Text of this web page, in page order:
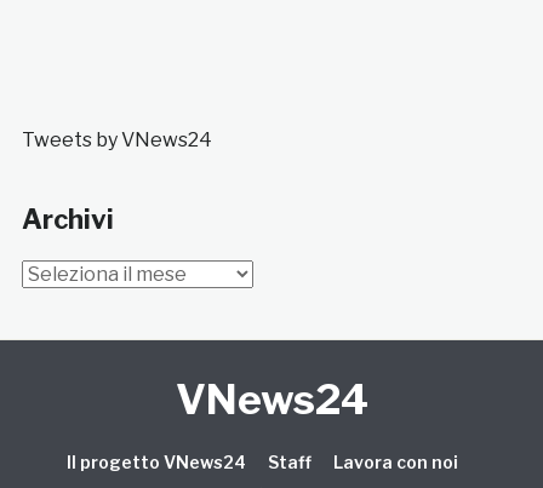
Tweets by VNews24
Archivi
Archivi
VNews24
Il progetto VNews24 Staff
Lavora con noi